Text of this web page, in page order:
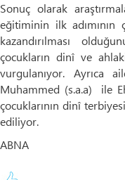
Sonuç olarak
eğitiminin ilk adımının
kazandırılması
çocukların dinî ve
vurgulanıyor. Ayrıca
Muhammed (s.a.a) ile
çocuklarının dinî
ediliyor.
ABNA